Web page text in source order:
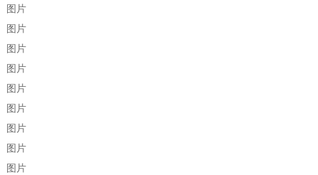
图片
图片
图片
图片
图片
图片
图片
图片
图片